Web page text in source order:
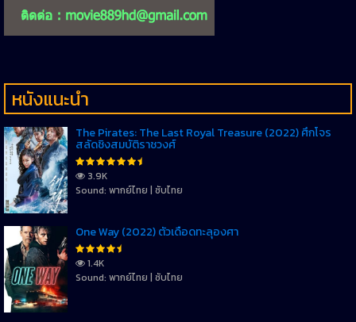
หนังแนะนำ
The Pirates: The Last Royal Treasure (2022) ศึกโจร
สลัดชิงสมบัติราชวงศ์
3.9K
Sound: พากย์ไทย | ซับไทย
One Way (2022) ตั๋วเดือดทะลุองศา
1.4K
Sound: พากย์ไทย | ซับไทย